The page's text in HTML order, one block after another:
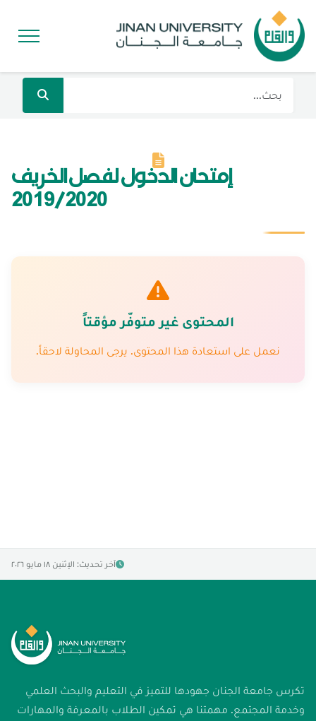
إمتحان الدخول لفصل الخريف
2019/2020
المحتوى غير متوفّر مؤقتاً
نعمل على استعادة هذا المحتوى. يرجى المحاولة لاحقاً.
آخر تحديث: الإثنين ١٨ مايو ٢٠٢٦
تكرس جامعة الجنان جهودها للتميز في التعليم والبحث العلمي
وخدمة المجتمع. مهمتنا هي تمكين الطلاب بالمعرفة والمهارات